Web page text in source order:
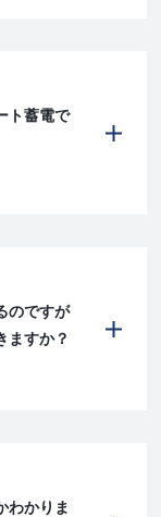
ト蓄電で
のですが
ますか？
わかりま